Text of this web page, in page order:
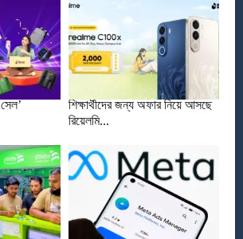
শিক্ষার্থীদের জন্য অফার নিয়ে আসছে
রিয়েলমি...